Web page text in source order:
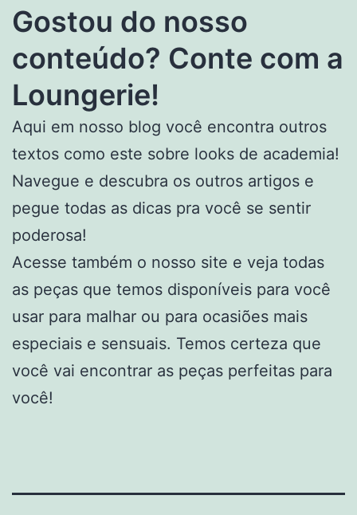
Gostou do nosso
conteúdo? Conte com a
Loungerie!
Aqui em nosso blog você encontra outros
textos como este sobre looks de academia!
Navegue e descubra os outros artigos e
pegue todas as dicas pra você se sentir
poderosa!
Acesse também o nosso site e veja todas
as peças que temos disponíveis para você
usar para malhar ou para ocasiões mais
especiais e sensuais. Temos certeza que
você vai encontrar as peças perfeitas para
você!